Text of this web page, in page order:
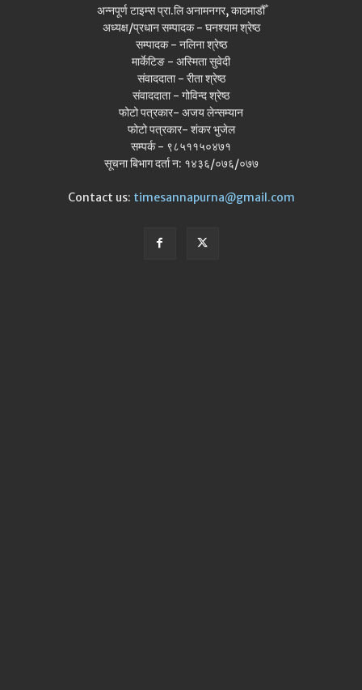
अन्नपूर्ण टाइम्स प्रा.लि अनामनगर, काठमाडौँ
अध्यक्ष/प्रधान सम्पादक - घनश्याम श्रेष्ठ
सम्पादक - नलिना श्रेष्ठ
मार्केटिङ - अस्मिता सुवेदी
संवाददाता - रीता श्रेष्ठ
संवाददाता - गोविन्द श्रेष्ठ
फोटो पत्रकार- अजय लेन्सम्यान
फोटो पत्रकार- शंकर भुजेल
सम्पर्क - ९८५११५०४७१
सूचना बिभाग दर्ता न: १४३६/०७६/०७७
Contact us: timesannapurna@gmail.com